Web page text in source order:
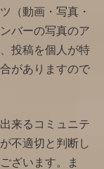
（動画・写真・
バーの写真のア
投稿を個人が特
がありますので
来るコミュニテ
不適切と判断し
ざいます。ま